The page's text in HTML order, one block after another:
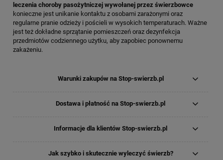
leczenia choroby pasożytniczej wywołanej przez świerzbowce
konieczne jest unikanie kontaktu z osobami zarażonymi oraz
regularne pranie odzieży i pościeli w wysokich temperaturach. Ważne
jest też dokładne sprzątanie pomieszczeń oraz dezynfekcja
przedmiotów codziennego użytku, aby zapobiec ponownemu
zakażeniu.
Warunki zakupów na Stop-swierzb.pl
Dostawa i płatność na Stop-swierzb.pl
Informacje dla klientów Stop-swierzb.pl
Jak szybko i skutecznie wyleczyć świerzb?